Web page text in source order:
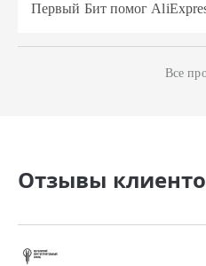
Первый Бит помог
Все
Отзывы